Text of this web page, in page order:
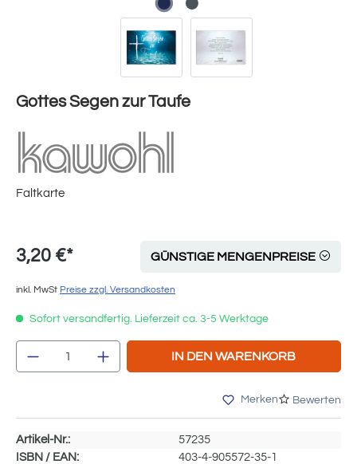
Gottes Segen zur Taufe
Faltkarte
3,20 €* GÜNSTIGE MENGENPREISE
inkl. MwSt Preise zzgl. Versandkosten
Sofort versandfertig. Lieferzeit ca. 3-5 Werktage
Produkt Anzahl: Gib den gewünschten
IN DEN WARENKORB
Merken Bewerten
Artikel-Nr.:
57235
ISBN / EAN:
403-4-905572-35-1